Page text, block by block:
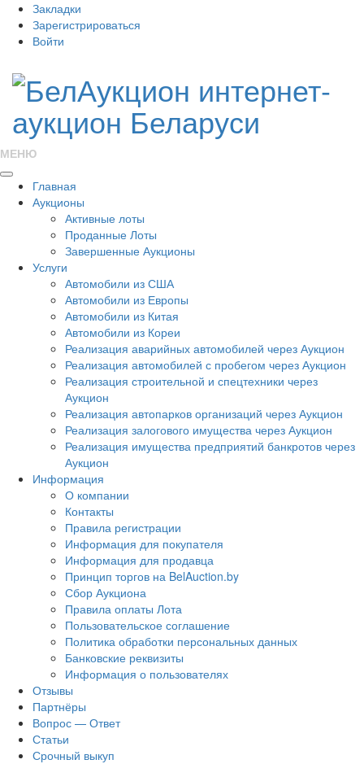
Закладки
Зарегистрироваться
Войти
МЕНЮ
Главная
Аукционы
Активные лоты
Проданные Лоты
Завершенные Аукционы
Услуги
Автомобили из США
Автомобили из Европы
Автомобили из Китая
Автомобили из Кореи
Реализация аварийных автомобилей через Аукцион
Реализация автомобилей с пробегом через Аукцион
Реализация строительной и спецтехники через
Аукцион
Реализация автопарков организаций через Аукцион
Реализация залогового имущества через Аукцион
Реализация имущества предприятий банкротов через
Аукцион
Информация
О компании
Контакты
Правила регистрации
Информация для покупателя
Информация для продавца
Принцип торгов на BelAuction.by
Сбор Аукциона
Правила оплаты Лота
Пользовательское соглашение
Политика обработки персональных данных
Банковские реквизиты
Информация о пользователях
Отзывы
Партнёры
Вопрос — Ответ
Статьи
Срочный выкуп